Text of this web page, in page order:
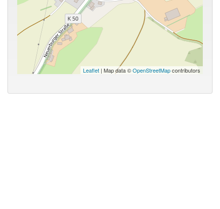
Leaflet | Map data ©OpenStreetMapcontributors